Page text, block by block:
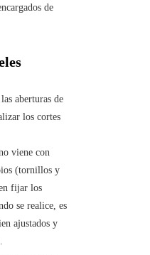
de
aberturas de
los cortes
viene con
(tornillos y
fijar los
se realice, es
ajustados y